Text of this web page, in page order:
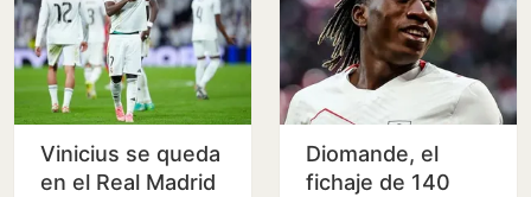
Vinicius se queda
en el Real Madrid
Diomande, el
fichaje de 140